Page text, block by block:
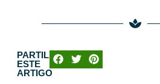
PARTILHE
ESTE
ARTIGO